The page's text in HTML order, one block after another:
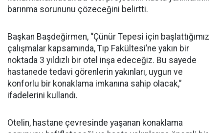
barınma sorununu çözeceğini belirtti.
Başkan Başdeğirmen, “Çünür Tepesi için başlattığımız
çalışmalar kapsamında, Tıp Fakültesi’ne yakın bir
noktada 3 yıldızlı bir otel inşa edeceğiz. Bu sayede
hastanede tedavi görenlerin yakınları, uygun ve
konforlu bir konaklama imkanına sahip olacak,”
ifadelerini kullandı.
Otelin, hastane çevresinde yaşanan konaklama